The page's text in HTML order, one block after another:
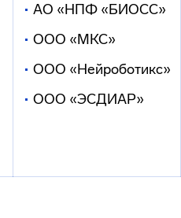
АО «НПФ «БИОСС»
ООО «МКС»
ООО «Нейроботикс»
ООО «ЭСДИАР»